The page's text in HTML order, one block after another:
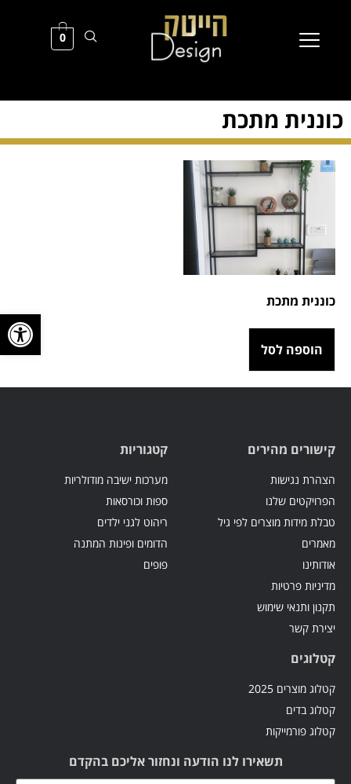
פתח
0
כוננית מתכת
כוננית מתכת
הוספה לסל
קישורים מהירים
הצהרת נגישות
הפרויקטים שלנו
טבלת מידות מוצרים לפי גיל
מאמרים
אודותינו
מדיניות פרטיות
תקנון ותנאי שימוש
יצירת קשר
קטגוריות
מערכות ישיבה מודולריות
ספות וכורסאות
ריהוט לגני ילדים
הדומים ופינות המתנה
פופים
קטלוגים
קטלוג מוצרים 2025
קטלוג בדים
קטלוג פורמייקות
תשאירו לנו הודעה ונחזור אליכם בהקדם